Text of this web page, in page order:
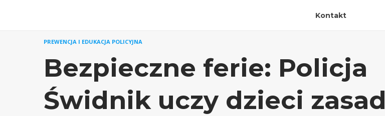
Kontakt
PREWENCJA I EDUKACJA POLICYJNA
Bezpieczne ferie: Policja
Świdnik uczy dzieci zasad